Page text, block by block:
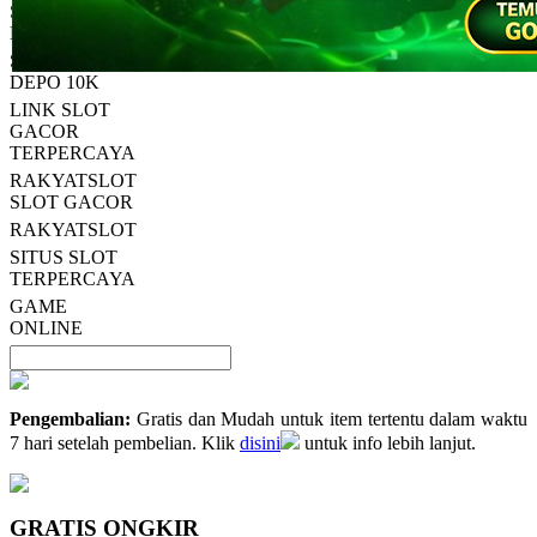
sama.
SLOT GACOR
MAXWIN
SLOT ONLINE
DEPO 10K
LINK SLOT
GACOR
TERPERCAYA
RAKYATSLOT
SLOT GACOR
RAKYATSLOT
SITUS SLOT
TERPERCAYA
GAME
ONLINE
Pengembalian: Gratis dan Mudah untuk item tertentu dalam waktu
7 hari setelah pembelian. Klik disini untuk info lebih lanjut.
GRATIS ONGKIR